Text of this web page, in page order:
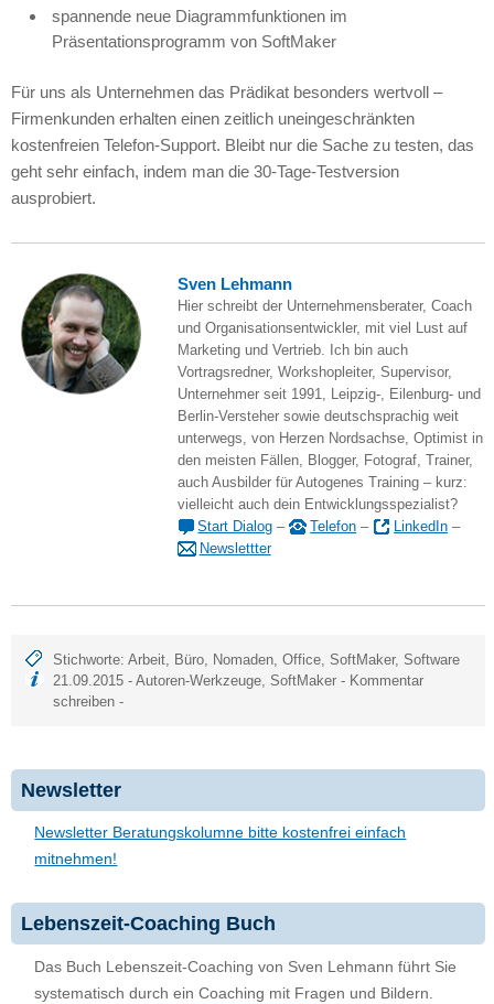
spannende neue Diagrammfunktionen im
Präsentationsprogramm von SoftMaker
Für uns als Unternehmen das Prädikat besonders wertvoll –
Firmenkunden erhalten einen zeitlich uneingeschränkten
kostenfreien Telefon-Support. Bleibt nur die Sache zu testen, das
geht sehr einfach, indem man die 30-Tage-Testversion
ausprobiert.
Sven Lehmann
Hier schreibt der Unternehmensberater, Coach
und Organisationsentwickler, mit viel Lust auf
Marketing und Vertrieb. Ich bin auch
Vortragsredner, Workshopleiter, Supervisor,
Unternehmer seit 1991, Leipzig-, Eilenburg- und
Berlin-Versteher sowie deutschsprachig weit
unterwegs, von Herzen Nordsachse, Optimist in
den meisten Fällen, Blogger, Fotograf, Trainer,
auch Ausbilder für Autogenes Training – kurz:
vielleicht auch dein Entwicklungsspezialist?
Start Dialog – Telefon – LinkedIn –
Newslettter
Stichworte:Arbeit, Büro, Nomaden,Office,SoftMaker,Software
21.09.2015 -Autoren-Werkzeuge,SoftMaker - Kommentar
schreiben -
Newsletter
Newsletter Beratungskolumne bitte kostenfrei einfach
mitnehmen!
Lebenszeit-Coaching Buch
Das Buch Lebenszeit-Coaching von Sven Lehmann führt Sie
systematisch durch ein Coaching mit Fragen und Bildern.